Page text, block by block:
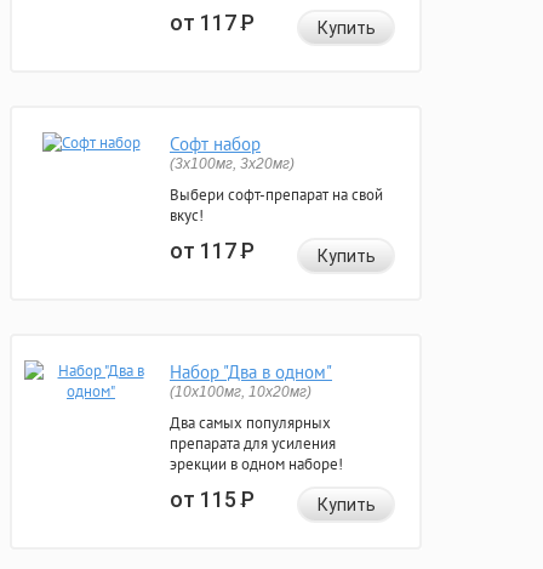
от 117Р Купить
Софт набор
(3x100мг, 3x20мг)
Выбери софт-препарат на свой
вкус!
от 117Р Купить
Набор "Два в одном"
(10x100мг, 10x20мг)
Два самых популярных
препарата для усиления
эрекции в одном наборе!
от 115Р Купить